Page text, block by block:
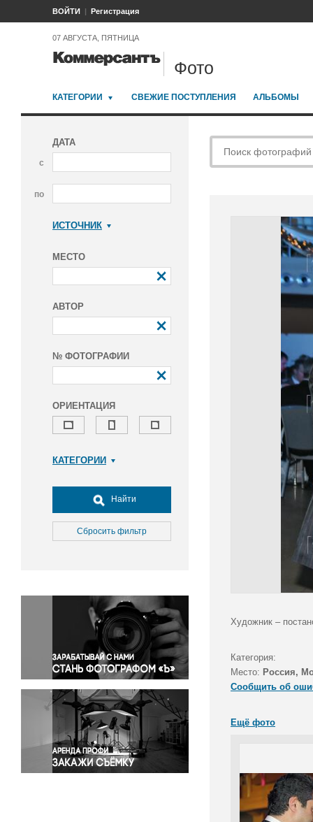
ВОЙТИ Регистрация
07 АВГУСТА, ПЯТНИЦА
Фото
КАТЕГОРИИ СВЕЖИЕ ПОСТУПЛЕНИЯ АЛЬБОМЫ
ДАТА
с
по
ИСТОЧНИК
МЕСТО
АВТОР
№ ФОТОГРАФИИ
ОРИЕНТАЦИЯ
КАТЕГОРИИ
Досуг, туризм и отдых
Культура
Медицина
Окружающая среда
Политика
Правосудие
Происшествия и конфликты
Религия
Светская жизнь
Спорт
Экология
Экономика и бизнес
Найти
Сбросить фильтр
Художник –
Категория:
Место: Россия,
Сообщить об
Ещё фото